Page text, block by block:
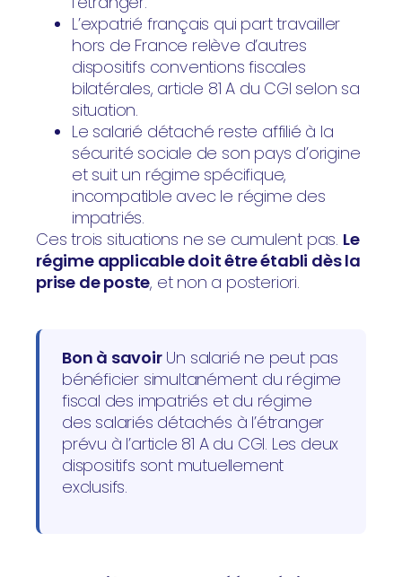
L’expatrié français qui part travailler
hors de France relève d’autres
dispositifs conventions fiscales
bilatérales, article 81 A du CGI selon sa
situation.
Le salarié détaché reste affilié à la
sécurité sociale de son pays d’origine
et suit un régime spécifique,
incompatible avec le régime des
impatriés.
Ces trois situations ne se cumulent pas. Le
régime applicable doit être établi dès la
prise de poste, et non a posteriori.
Bon à savoirUn salarié ne peut pas
bénéficier simultanément du régime
fiscal des impatriés et du régime
des salariés détachés à l’étranger
prévu à l’article 81 A du CGI. Les deux
dispositifs sont mutuellement
exclusifs.